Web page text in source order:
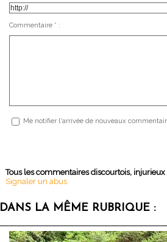
Commentaire * :
Me notifier l'arrivée de nouveaux
Tous les commentaires discourtois,
Signaler un abus
DANS LA MÊME RUBRIQUE :